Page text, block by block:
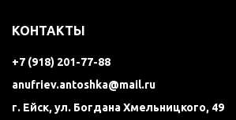
КОНТАКТЫ
+7 (918) 201-77-88
anufriev.antoshka@mail.ru
г. Ейск, ул. Богдана Хмельницкого, 49